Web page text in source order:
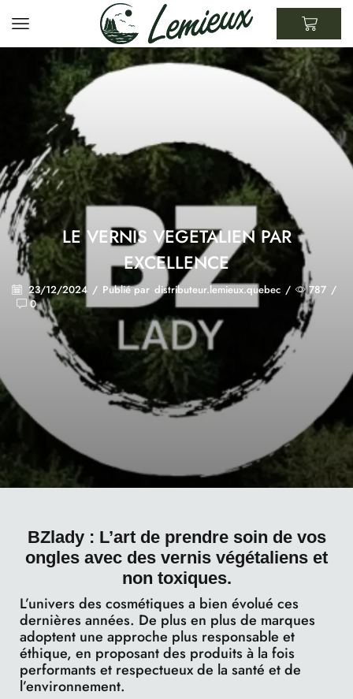
LE VERNIS VEGETALIEN PAR
EXCELLENCE
23/12/2024 / Publié par distributeur.lemieux.quebec / 787 /
0
BZlady : L’art de prendre soin de vos
ongles avec des vernis végétaliens et
non toxiques.
L’univers des cosmétiques a bien évolué ces
dernières années. De plus en plus de marques
adoptent une approche plus responsable et
éthique, en proposant des produits à la fois
performants et respectueux de la santé et de
l’environnement.